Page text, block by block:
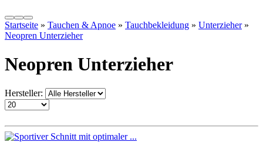
Startseite » Tauchen & Apnoe » Tauchbekleidung » Unterzieher»
Neopren Unterzieher
Neopren Unterzieher
Hersteller: